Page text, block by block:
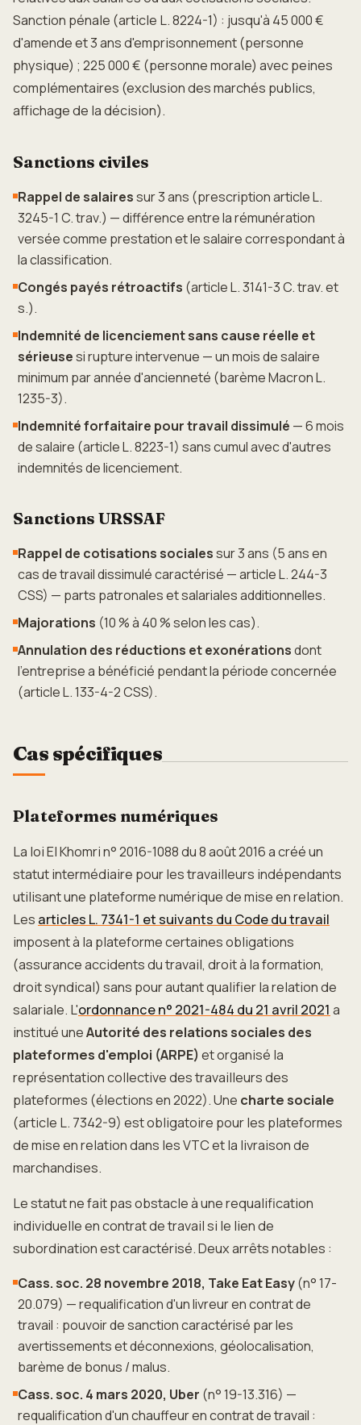
Sanction pénale (article L. 8224-1) : jusqu'à 45 000 €
d'amende et 3 ans d'emprisonnement (personne
physique) ; 225 000 € (personne morale) avec peines
complémentaires (exclusion des marchés publics,
affichage de la décision).
Sanctions civiles
Rappel de salairessur 3 ans (prescription article L.
3245-1 C. trav.) — différence entre la rémunération
versée comme prestation et le salaire correspondant à
la classification.
Congés payés rétroactifs (article L. 3141-3 C. trav. et
s.).
Indemnité de licenciement sans cause réelle et
sérieusesi rupture intervenue — un mois de salaire
minimum par année d'ancienneté (barème Macron L.
1235-3).
Indemnité forfaitaire pour travail dissimulé — 6 mois
de salaire (article L. 8223-1) sans cumul avec d'autres
indemnités de licenciement.
Sanctions URSSAF
Rappel de cotisations socialessur 3 ans (5 ans en
cas de travail dissimulé caractérisé — article L. 244-3
CSS) — parts patronales et salariales additionnelles.
Majorations (10 % à 40 % selon les cas).
Annulation des réductions et exonérationsdont
l'entreprise a bénéficié pendant la période concernée
(article L. 133-4-2 CSS).
Cas spécifiques
Plateformes numériques
La loi El Khomri n° 2016-1088 du 8 août 2016 a créé un
statut intermédiaire pour les travailleurs indépendants
utilisant une plateforme numérique de mise en relation.
Les articles L. 7341-1 et suivants du Code du travail
imposent à la plateforme certaines obligations
(assurance accidents du travail, droit à la formation,
droit syndical) sans pour autant qualifier la relation de
salariale. L'ordonnance n° 2021-484 du 21 avril 2021 a
institué uneAutorité des relations sociales des
plateformes d'emploi (ARPE) et organisé la
représentation collective des travailleurs des
plateformes (élections en 2022). Une charte sociale
(article L. 7342-9) est obligatoire pour les plateformes
de mise en relation dans les VTC et la livraison de
marchandises.
Le statut ne fait pas obstacle à une requalification
individuelle en contrat de travail si le lien de
subordination est caractérisé. Deux arrêts notables :
Cass. soc. 28 novembre 2018, Take Eat Easy(n° 17-
20.079) — requalification d'un livreur en contrat de
travail : pouvoir de sanction caractérisé par les
avertissements et déconnexions, géolocalisation,
barème de bonus / malus.
Cass. soc. 4 mars 2020, Uber (n° 19-13.316) —
requalification d'un chauffeur en contrat de travail :